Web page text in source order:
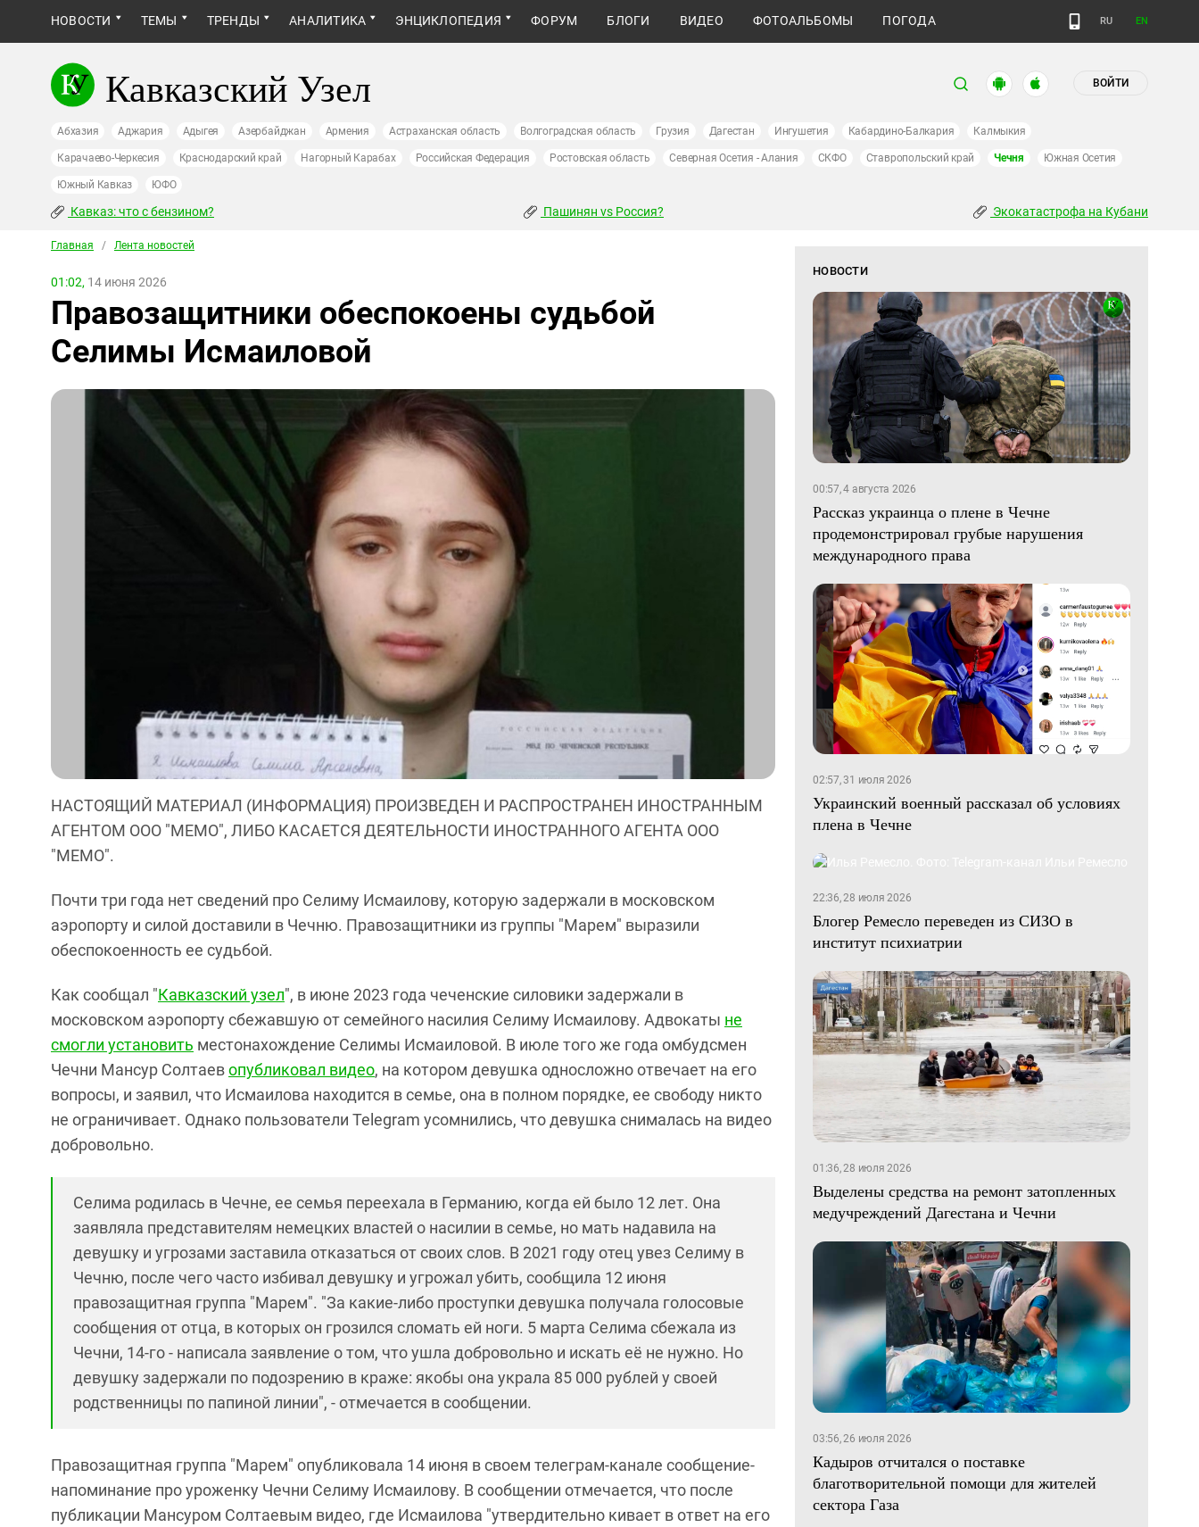
НОВОСТИ ТЕМЫ ТРЕНДЫ АНАЛИТИКА ЭНЦИКЛОПЕДИЯ ФОРУМ БЛОГИ ВИДЕО ФОТОАЛЬБОМЫ ПОГОДА RU EN
Кавказский Узел ВОЙТИ
Абхазия Аджария Адыгея Азербайджан Армения Астраханская область Волгоградская область Грузия Дагестан Ингушетия Кабардино-Балкария Калмыкия
Карачаево-Черкесия Краснодарский край Нагорный Карабах Российская Федерация Ростовская область Северная Осетия - Алания СКФО Ставропольский край Чечня Южная Осетия
Южный Кавказ ЮФО
Кавказ: что с бензином? Пашинян vs Россия? Экокатастрофа на Кубани
Главная / Лента новостей
01:02, 14 июня 2026
Правозащитники обеспокоены судьбой
Селимы Исмаиловой
НАСТОЯЩИЙ МАТЕРИАЛ (ИНФОРМАЦИЯ) ПРОИЗВЕДЕН И РАСПРОСТРАНЕН ИНОСТРАННЫМ
АГЕНТОМ ООО "МЕМО", ЛИБО КАСАЕТСЯ ДЕЯТЕЛЬНОСТИ ИНОСТРАННОГО АГЕНТА ООО
"МЕМО".
Почти три года нет сведений про Селиму Исмаилову, которую задержали в московском
аэропорту и силой доставили в Чечню. Правозащитники из группы "Марем" выразили
обеспокоенность ее судьбой.
Как сообщал "Кавказский узел", в июне 2023 года чеченские силовики задержали в
московском аэропорту сбежавшую от семейного насилия Селиму Исмаилову. Адвокаты не
смогли установить местонахождение Селимы Исмаиловой. В июле того же года омбудсмен
Чечни Мансур Солтаевопубликовал видео, на котором девушка односложно отвечает на его
вопросы, и заявил, что Исмаилова находится в семье, она в полном порядке, ее свободу никто
не ограничивает. Однако пользователи Telegram усомнились, что девушка снималась на видео
добровольно.
Селима родилась в Чечне, ее семья переехала в Германию, когда ей было 12 лет. Она
заявляла представителям немецких властей о насилии в семье, но мать надавила на
девушку и угрозами заставила отказаться от своих слов. В 2021 году отец увез Селиму в
Чечню, после чего часто избивал девушку и угрожал убить, сообщила 12 июня
правозащитная группа "Марем". "За какие-либо проступки девушка получала голосовые
сообщения от отца, в которых он грозился сломать ей ноги. 5 марта Селима сбежала из
Чечни, 14-го - написала заявление о том, что ушла добровольно и искать её не нужно. Но
девушку задержали по подозрению в краже: якобы она украла 85 000 рублей у своей
родственницы по папиной линии", - отмечается в сообщении.
Правозащитная группа "Марем" опубликовала 14 июня в своем телеграм-канале сообщение-
напоминание про уроженку Чечни Селиму Исмаилову. В сообщении отмечается, что после
публикации Мансуром Солтаевым видео, где Исмаилова "утвердительно кивает в ответ на его
НОВОСТИ
00:57, 4 августа 2026
Рассказ украинца о плене в Чечне
продемонстрировал грубые нарушения
международного права
02:57, 31 июля 2026
Украинский военный рассказал об условиях
плена в Чечне
22:36, 28 июля 2026
Блогер Ремесло переведен из СИЗО в
институт психиатрии
01:36, 28 июля 2026
Выделены средства на ремонт затопленных
медучреждений Дагестана и Чечни
03:56, 26 июля 2026
Кадыров отчитался о поставке
благотворительной помощи для жителей
сектора Газа